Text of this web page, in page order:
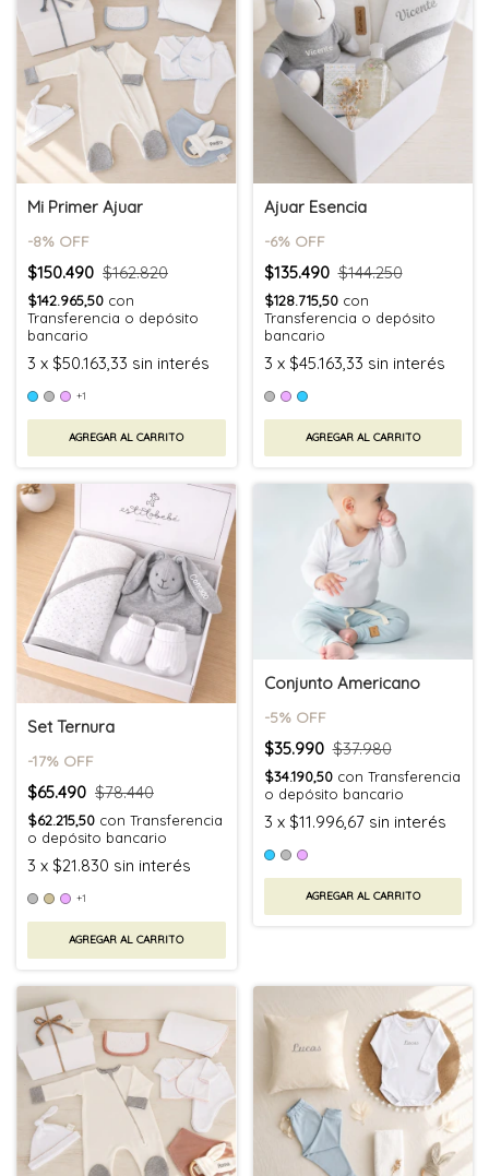
Mi Primer Ajuar
-8% OFF
$150.490 $162.820
$142.965,50 con
Transferencia o depósito
bancario
3 x $50.163,33 sin interés
+1
AGREGAR AL CARRITO
Ajuar Esencia
-6% OFF
$135.490 $144.250
$128.715,50 con
Transferencia o depósito
bancario
3 x $45.163,33 sin interés
AGREGAR AL CARRITO
Set Ternura
-17% OFF
$65.490 $78.440
$62.215,50 con Transferencia
o depósito bancario
3 x $21.830 sin interés
+1
AGREGAR AL CARRITO
Conjunto Americano
-5% OFF
$35.990 $37.980
$34.190,50 con Transferencia
o depósito bancario
3 x $11.996,67 sin interés
AGREGAR AL CARRITO